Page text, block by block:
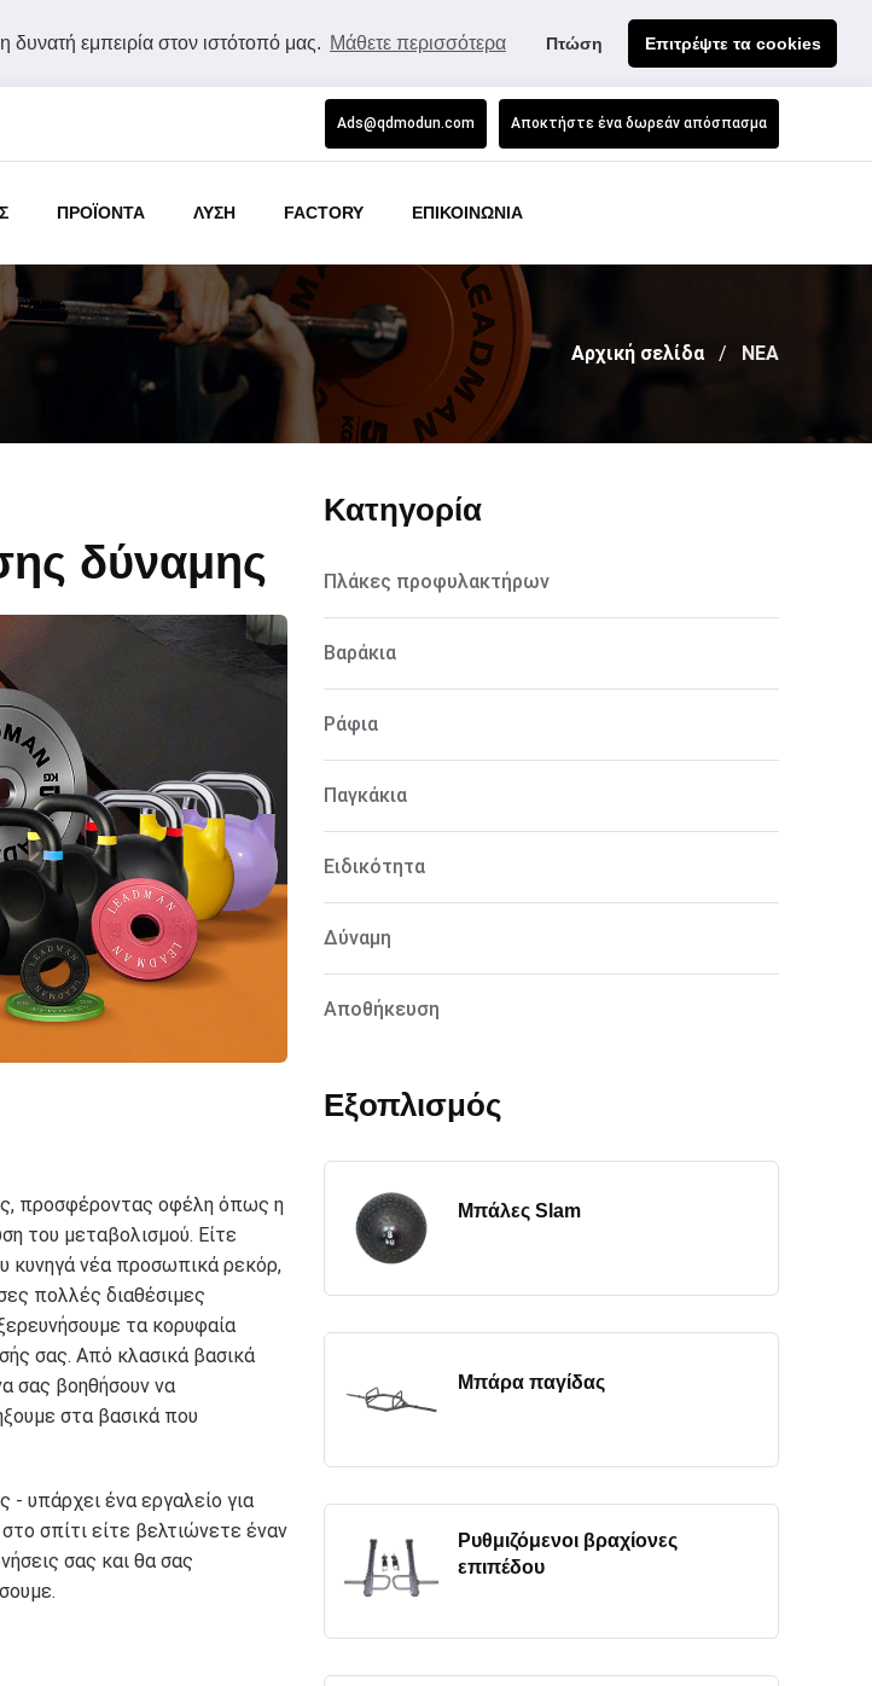
δυνατή εμπειρία στον ιστότοπό μας. Μάθετε περισσότερα Πτώση Επιτρέψτε τα cookies
Ads@qdmodun.com Αποκτήστε ένα δωρεάν απόσπασμα
ΠΡΟΪΟΝΤΑ ΛΥΣΗ FACTORY ΕΠΙΚΟΙΝΩΝΙΑ
Αρχική σελίδα ΝΕΑ
δύναμης
προσφέροντας οφέλη όπως η
του μεταβολισμού. Είτε
κυνηγά νέα προσωπικά ρεκόρ,
πολλές διαθέσιμες
τα κορυφαία
σας. Από κλασικά βασικά
σας βοηθήσουν να
στα βασικά που
- υπάρχει ένα εργαλείο για
σπίτι είτε βελτιώνετε έναν
σας και θα σας
Κατηγορία
Πλάκες προφυλακτήρων
Βαράκια
Ράφια
Παγκάκια
Ειδικότητα
Δύναμη
Αποθήκευση
Εξοπλισμός
Μπάλες Slam
Μπάρα παγίδας
Ρυθμιζόμενοι βραχίονες
επιπέδου